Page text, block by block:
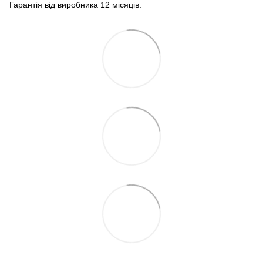
Гарантія від виробника 12 місяців.